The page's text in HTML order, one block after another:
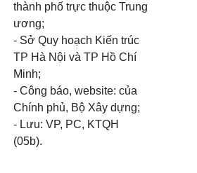
thành phố trực thuộc Trung
ương;
- Sở Quy hoạch Kiến trúc
TP Hà Nội và TP Hồ Chí
Minh;
- Công báo, website: của
Chính phủ, Bộ Xây dựng;
- Lưu: VP, PC, KTQH
(05b).